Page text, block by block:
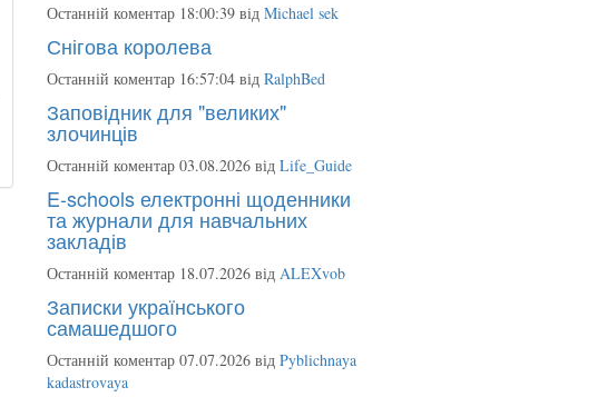
Останній коментар 18:00:39 від Michael sek
Снігова королева
Останній коментар 16:57:04 від RalphBed
Заповідник для "великих"
злочинців
Останній коментар 03.08.2026 від Life_Guide
E-schools електронні щоденники
та журнали для навчальних
закладів
Останній коментар 18.07.2026 від ALEXvob
Записки українського
самашедшого
Останній коментар 07.07.2026 від Pyblichnaya
kadastrovaya